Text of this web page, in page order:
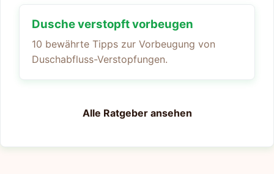
Dusche verstopft vorbeugen
10 bewährte Tipps zur Vorbeugung von
Duschabfluss-Verstopfungen.
Alle Ratgeber ansehen